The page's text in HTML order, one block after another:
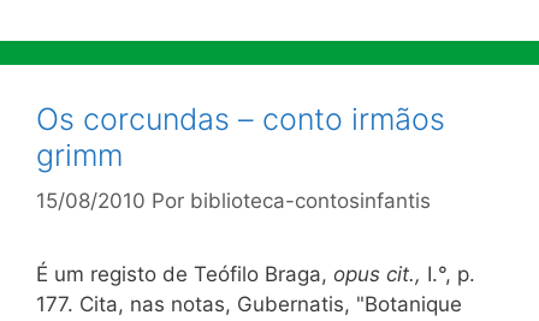
Os corcundas – conto irmãos
grimm
15/08/2010 Por biblioteca-contosinfantis
É um registo de Teófilo Braga, opus cit., I.°, p.
177. Cita, nas notas, Gubernatis, "Botanique